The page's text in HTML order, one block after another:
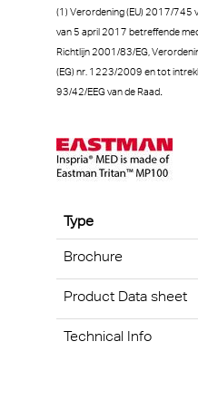
Geluidsafscherming
(1) Verordening (EU) 2017/745
van 5 april 2017 betreffende
Richtlijn 2001/83/EG,
(EG) nr. 1223/2009 en tot
93/42/EEG van de Raad.
Type
Brochure
Product Data sheet
Technical Info